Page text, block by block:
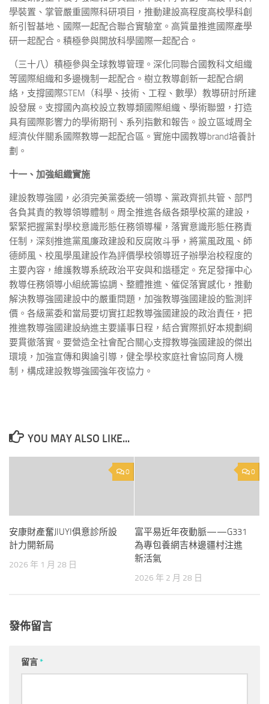
學裝置、掌管嚴重國際科研項目，推動建設高程度高校學科創
新引智基地、國際一起配合聯合實驗室。高質量推進國際產學
研一起配合。積極參與開放科學國際一起配合。
（三十八）積極參與全球教導管理。深化同聯合國教科文組織
等國際組織和多邊機制一起配合。樹立教導創新一起配合網
絡，支撐國際STEM（科學、技術、工程、數學）教導研討所建
設發展。支撐國內高校設立教導類國際組織、學術聯盟，打造
具有國際影響力的學術期刊、系列指數和報告。設立區域周全
經濟伙伴關系國際教導一起配合區。實施中國教導brand培養計
劃。
十一、加強組織實施
建設教導強國，必須完美黨委統一領導、黨政齊抓共管、部門
各負其責的教導領導體制。周全推進各級各類學校黨的建設，
緊緊把握黨對學校意識形態任務領導權，落實意識形態任務責
任制，深刻推進黨風廉政建設和反腐敗斗爭，將黨風政風、師
德師風、校風學風建設作為評價學校領導班子辦學治校程度的
主要內容，維護教導系統政治平安與和諧穩定。充足發揮中心
教導任務領導小組統籌協調、整體推進、催促落實感化，推動
解決教導強國建設中的嚴重問題，加強教導強國建設的監測評
價。各級黨委和當局要切實扛起教導強國建設的政治責任，把
推進教導強國建設納進主要議事日程，結合實際抓好本規劃綱
要貫徹落實。要營造全社會配合關心支撐教導強國建設的傑出
環境，加強宣傳和輿論引導，健全學校家庭社會協同育人機
制，構成建設教導強國強年夜協力。
YOU MAY ALSO LIKE...
0
安康財產奮JIUYI俱意診所設
計力開新局
2026 年 1 月 28 日
0
富平易近年夜動脈——G331
為專包養網吉林邊疆村注進
新活氣
2026 年 2 月 28 日
發佈留言
留言*